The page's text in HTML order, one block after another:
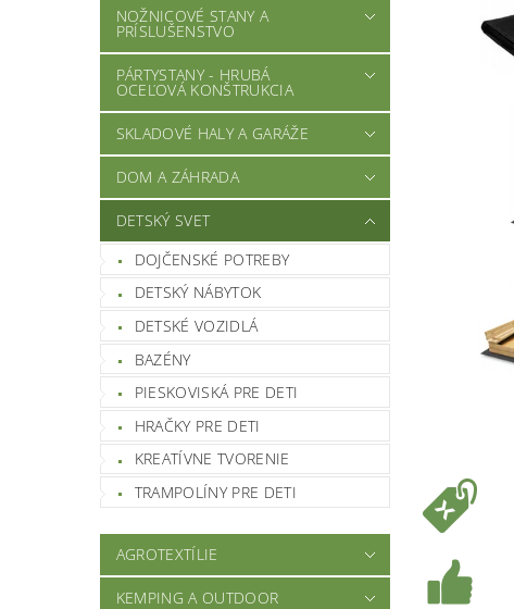
NOŽNICOVÉ STANY A
PRÍSLUŠENSTVO
PÁRTYSTANY - HRUBÁ
OCEĽOVÁ KONŠTRUKCIA
SKLADOVÉ HALY A GARÁŽE
DOM A ZÁHRADA
DETSKÝ SVET
DOJČENSKÉ POTREBY
DETSKÝ NÁBYTOK
DETSKÉ VOZIDLÁ
BAZÉNY
PIESKOVISKÁ PRE DETI
HRAČKY PRE DETI
KREATÍVNE TVORENIE
TRAMPOLÍNY PRE DETI
AGROTEXTÍLIE
KEMPING A OUTDOOR